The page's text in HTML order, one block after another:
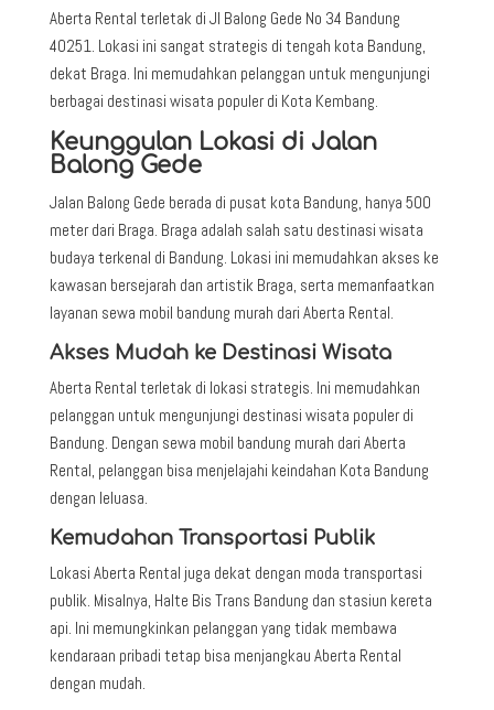
Aberta Rental terletak di Jl Balong Gede No 34 Bandung
40251. Lokasi ini sangat strategis di tengah kota Bandung,
dekat Braga. Ini memudahkan pelanggan untuk mengunjungi
berbagai destinasi wisata populer di Kota Kembang.
Keunggulan Lokasi di Jalan
Balong Gede
Jalan Balong Gede berada di pusat kota Bandung, hanya 500
meter dari Braga. Braga adalah salah satu destinasi wisata
budaya terkenal di Bandung. Lokasi ini memudahkan akses ke
kawasan bersejarah dan artistik Braga, serta memanfaatkan
layanan sewa mobil bandung murah dari Aberta Rental.
Akses Mudah ke Destinasi Wisata
Aberta Rental terletak di lokasi strategis. Ini memudahkan
pelanggan untuk mengunjungi destinasi wisata populer di
Bandung. Dengan sewa mobil bandung murah dari Aberta
Rental, pelanggan bisa menjelajahi keindahan Kota Bandung
dengan leluasa.
Kemudahan Transportasi Publik
Lokasi Aberta Rental juga dekat dengan moda transportasi
publik. Misalnya, Halte Bis Trans Bandung dan stasiun kereta
api. Ini memungkinkan pelanggan yang tidak membawa
kendaraan pribadi tetap bisa menjangkau Aberta Rental
dengan mudah.